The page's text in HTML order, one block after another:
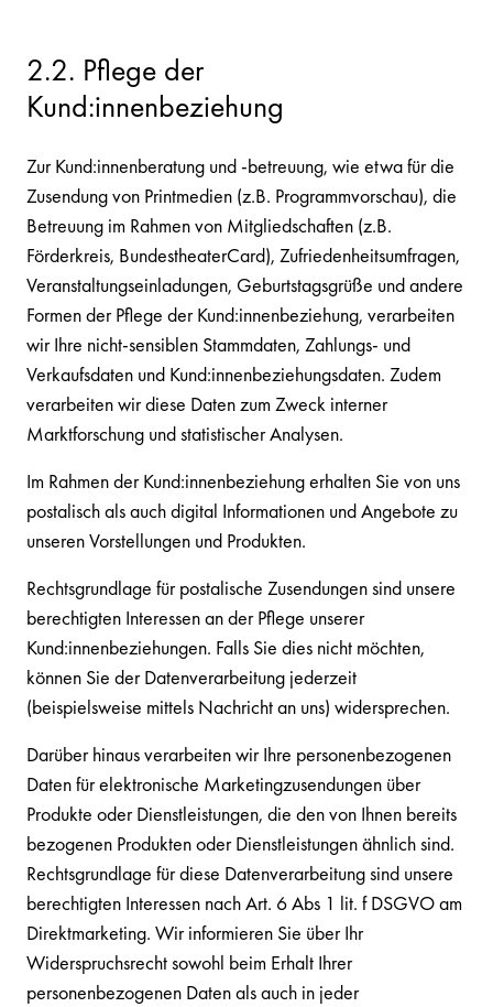
2.2. Pflege der
Kund:innenbeziehung
Zur Kund:innenberatung und -betreuung, wie etwa für die
Zusendung von Printmedien (z.B. Programmvorschau), die
Betreuung im Rahmen von Mitgliedschaften (z.B.
Förderkreis, BundestheaterCard), Zufriedenheitsumfragen,
Veranstaltungseinladungen, Geburtstagsgrüße und andere
Formen der Pflege der Kund:innenbeziehung, verarbeiten
wir Ihre nicht-sensiblen Stammdaten, Zahlungs- und
Verkaufsdaten und Kund:innenbeziehungsdaten. Zudem
verarbeiten wir diese Daten zum Zweck interner
Marktforschung und statistischer Analysen.
Im Rahmen der Kund:innenbeziehung erhalten Sie von uns
postalisch als auch digital Informationen und Angebote zu
unseren Vorstellungen und Produkten.
Rechtsgrundlage für postalische Zusendungen sind unsere
berechtigten Interessen an der Pflege unserer
Kund:innenbeziehungen. Falls Sie dies nicht möchten,
können Sie der Datenverarbeitung jederzeit
(beispielsweise mittels Nachricht an uns) widersprechen.
Darüber hinaus verarbeiten wir Ihre personenbezogenen
Daten für elektronische Marketingzusendungen über
Produkte oder Dienstleistungen, die den von Ihnen bereits
bezogenen Produkten oder Dienstleistungen ähnlich sind.
Rechtsgrundlage für diese Datenverarbeitung sind unsere
berechtigten Interessen nach Art. 6 Abs 1 lit. f DSGVO am
Direktmarketing. Wir informieren Sie über Ihr
Widerspruchsrecht sowohl beim Erhalt Ihrer
personenbezogenen Daten als auch in jeder